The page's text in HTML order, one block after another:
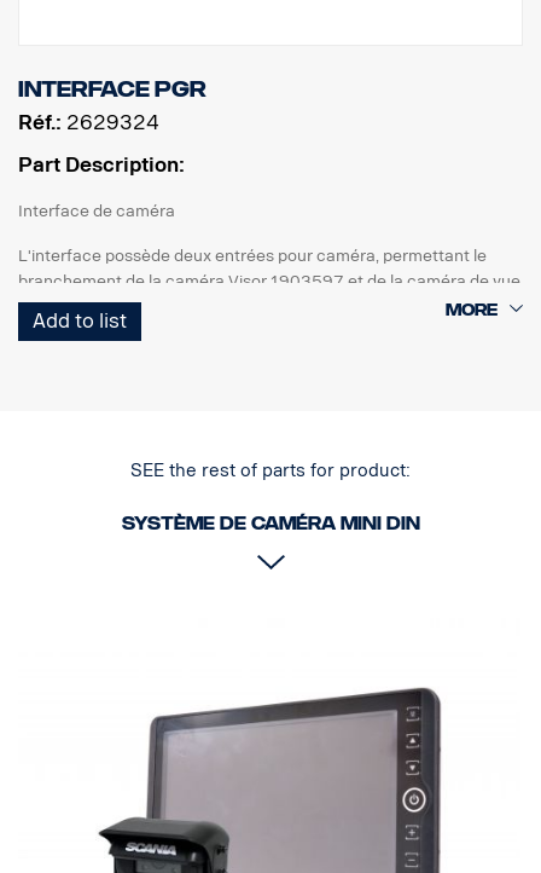
Interface PGR
Réf.: 2629324
Part Description:
Interface de caméra
L'interface possède deux entrées pour caméra, permettant le
branchement de la caméra Visor 1903597 et de la caméra de vue
latérale 2633324 au système radio Scania Premium (PGR).
Add to list
SEE the rest of parts for product:
Système de caméra MINI DIN